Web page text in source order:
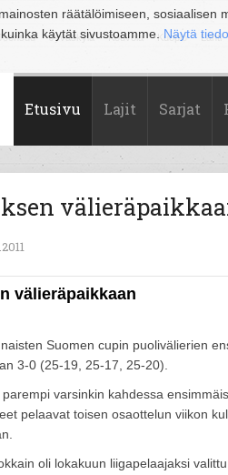
räätälöimiseen,
käytät sivustoamme. Näytä
Joensuu Jyväskylä Kouvola Kuopio Lahti
Etusivu Lajit Sarjat
välieräpaikkaan
Suomen cupin puolivälierien
3-0 (25-19, 25-17, 25-20).
varsinkin kahdessa
pelaavat toisen osaottelun viikon
oli lokakuun liigapelaajaksi